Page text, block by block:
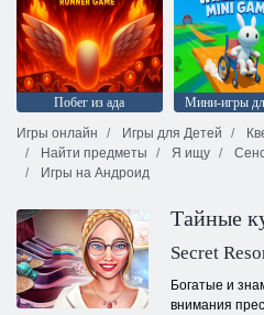
Побег из ада
Игры онлайн
Игры для Детей
Найти предметы
Я ищу
Игры на Андроид
Тайные
Secret
Богатые и
внимания